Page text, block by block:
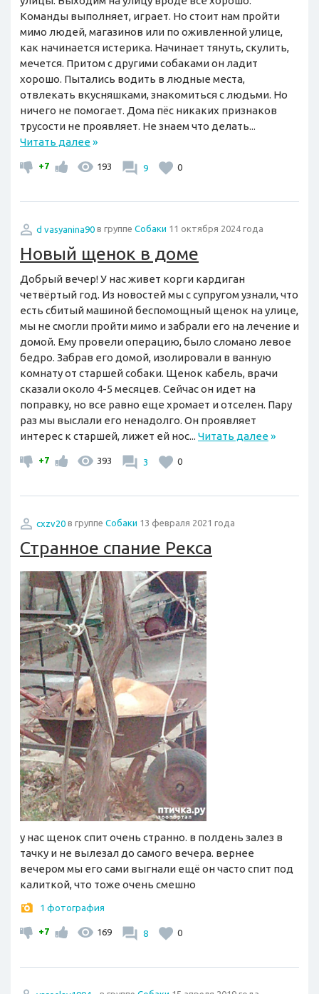
Команды выполняет, играет. Но стоит нам пройти
мимо людей, магазинов или по оживленной улице,
как начинается истерика. Начинает тянуть, скулить,
мечется. Притом с другими собаками он ладит
хорошо. Пытались водить в людные места,
отвлекать вкусняшками, знакомиться с людьми. Но
ничего не помогает. Дома пёс никаких признаков
трусости не проявляет. Не знаем что делать...
Читать далее»
+7 193 9 0
d vasyanina90 в группе Собаки 11 октября 2024 года
Новый щенок в доме
Добрый вечер! У нас живет корги кардиган
четвёртый год. Из новостей мы с супругом узнали, что
есть сбитый машиной беспомощный щенок на улице,
мы не смогли пройти мимо и забрали его на лечение и
домой. Ему провели операцию, было сломано левое
бедро. Забрав его домой, изолировали в ванную
комнату от старшей собаки. Щенок кабель, врачи
сказали около 4-5 месяцев. Сейчас он идет на
поправку, но все равно еще хромает и отселен. Пару
раз мы выслали его ненадолго. Он проявляет
интерес к старшей, лижет ей нос... Читать далее»
+7 393 3 0
cxzv20 в группе Собаки 13 февраля 2021 года
Странное спание Рекса
у нас щенок спит очень странно. в полдень залез в
тачку и не вылезал до самого вечера. вернее
вечером мы его сами выгнали ещё он часто спит под
калиткой, что тоже очень смешно
1 фотография
+7 169 8 0